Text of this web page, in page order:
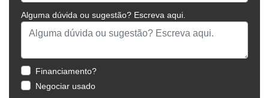
Alguma dúvida ou sugestão? Escreva aqui.
Financiamento?
Negociar usado